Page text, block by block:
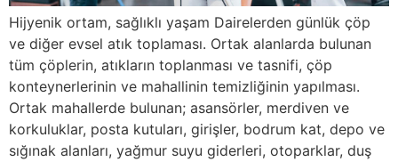
Hijyenik ortam, sağlıklı yaşam Dairelerden günlük çöp
ve diğer evsel atık toplaması. Ortak alanlarda bulunan
tüm çöplerin, atıkların toplanması ve tasnifi, çöp
konteynerlerinin ve mahallinin temizliğinin yapılması.
Ortak mahallerde bulunan; asansörler, merdiven ve
korkuluklar, posta kutuları, girişler, bodrum kat, depo ve
sığınak alanları, yağmur suyu giderleri, otoparklar, duş